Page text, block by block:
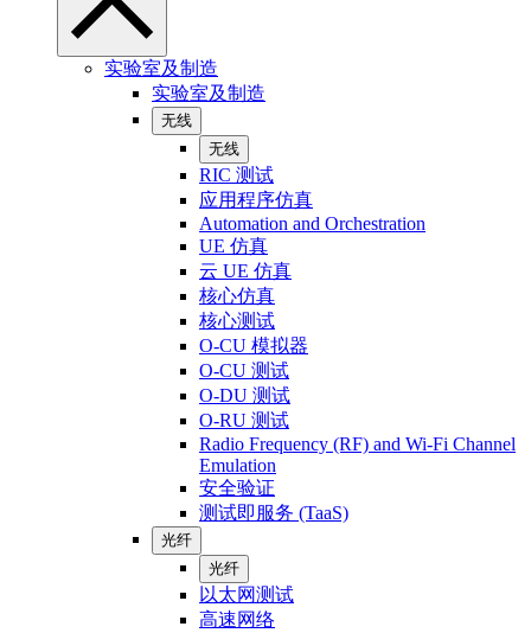
实验室及制造
实验室及制造
无线
无线
RIC 测试
应用程序仿真
Automation and Orchestration
UE 仿真
云 UE 仿真
核心仿真
核心测试
O-CU 模拟器
O-CU 测试
O-DU 测试
O-RU 测试
Radio Frequency (RF) and Wi-Fi Channel
Emulation
安全验证
测试即服务 (TaaS)
光纤
光纤
以太网测试
高速网络